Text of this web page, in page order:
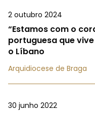
2 outubro 2024
“Estamos com o
portuguesa que
o Líbano
Arquidiocese de Braga
30 junho 2022